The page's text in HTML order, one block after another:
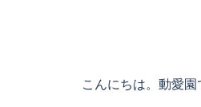
こんにちは。動愛園